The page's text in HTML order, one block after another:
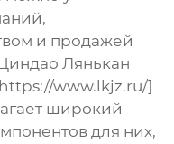
и продажей
Лянькан
www.lkjz.ru/]
широкий
для них,